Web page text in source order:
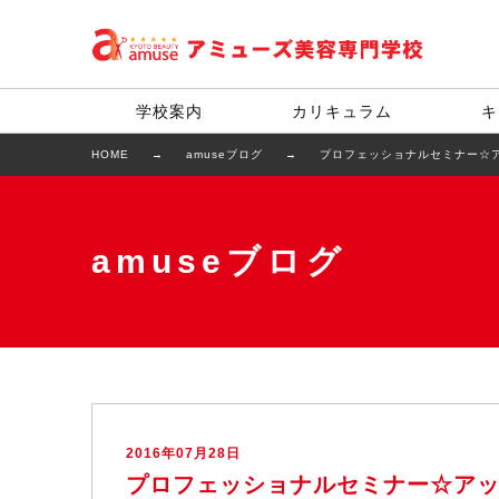
学校案内 カリキュラム
HOME amuseブログ プロフェッショナルセミナー☆
amuseブログ
2016年07月28日
プロフェッショナルセミナー☆ア